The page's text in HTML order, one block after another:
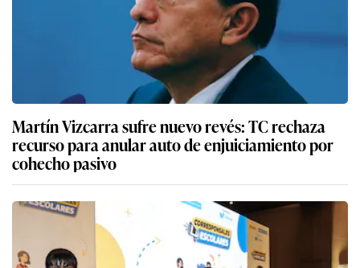
Martín Vizcarra sufre nuevo revés: TC rechaza
recurso para anular auto de enjuiciamiento por
cohecho pasivo